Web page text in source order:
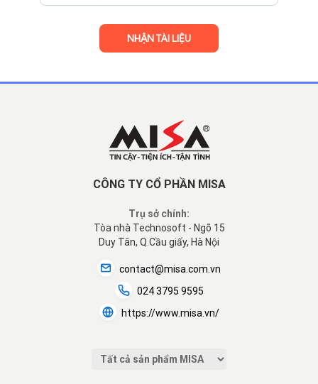
CÔNG TY CỔ PHẦN MISA
Trụ sở chính:
Tòa nhà Technosoft - Ngõ 15
Duy Tân, Q.Cầu giấy, Hà Nội
contact@misa.com.vn
024 3795 9595
https://www.misa.vn/